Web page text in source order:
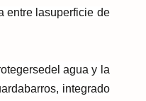
entre lasuperficie de
del agua y la
integrado